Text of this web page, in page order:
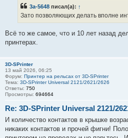
3a-5648 писал(а): ↑
Зато позволяющих делать вполне
Всё то же самое, что и 10 лет назад
принтерах.
3D-SPrinter
13 май 2026, 06:25
Форум: Принтер на рельсах от 3D-SPrinter
Тема: 3D-SPrinter Universal 2121/2621/2626
Ответы: 750
Просмотры: 694664
Re: 3D-SPrinter Universal 2121/
И количество контактов в крышке
никаких контактов и прочей фигни!